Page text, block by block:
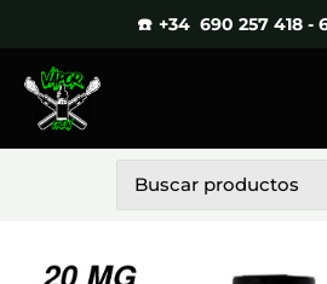
contenido
☎️ +34 690 257 418 -
por: